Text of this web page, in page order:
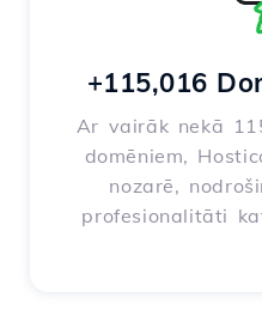
+115,016
Ar vairāk nekā
domēniem,
nozarē,
profesionalitāti